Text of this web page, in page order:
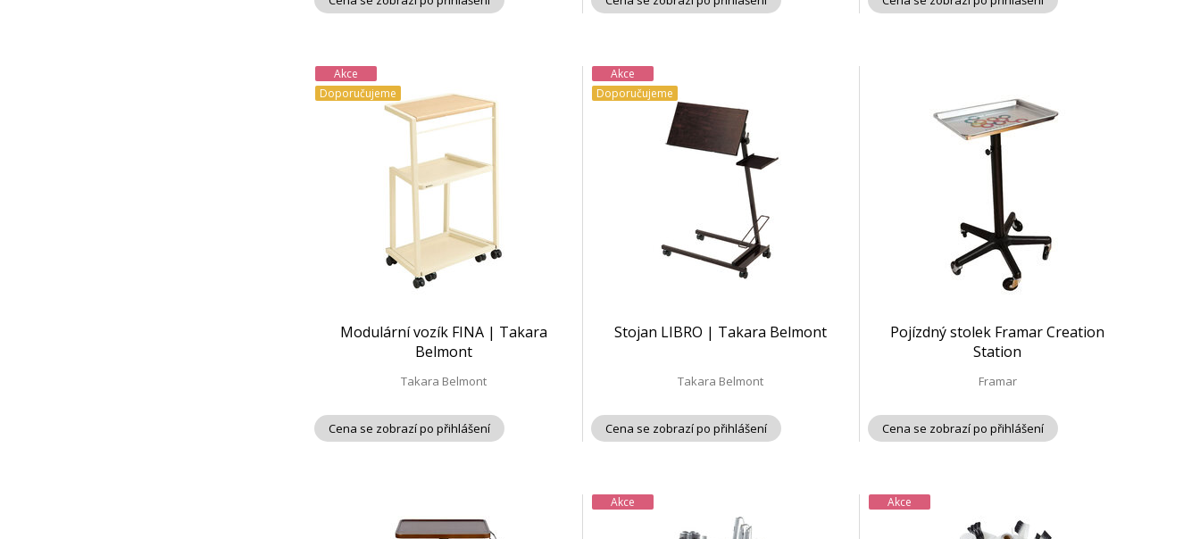
Akce
Doporučujeme
Modulární vozík FINA | Takara
Belmont
Takara Belmont
Cena se zobrazí po přihlášení
Akce
Doporučujeme
Stojan LIBRO | Takara Belmont
Takara Belmont
Cena se zobrazí po přihlášení
Pojízdný stolek Framar Creation
Station
Framar
Cena se zobrazí po přihlášení
Akce Akce